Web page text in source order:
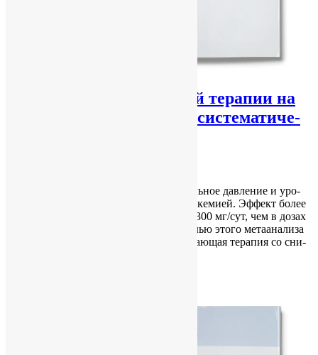
Вли­я­ние урат­сни­жа­ю­щей те­ра­пии на
ар­те­ри­аль­ное дав­ле­ние: си­сте­ма­ти­че­
Те­ра­пия колхицином сни­жа­ет ар­те­ри­аль­ное дав­ле­ние и уро­
вень кре­а­ти­ни­на у боль­ных с ги­пе­ру­ри­ке­ми­ей. Эф­фект бо­лее
вы­ра­жен для кол­хи­ци­на в до­зах ме­нее 300 мг/сут, чем в до­зах
бо­лее 300мг/сут. ПРЕДПОСЫЛКИ Це­лью это­го ме­та­а­на­ли­за
бы­ло опре­де­лить, свя­за­на ли урат­сни­жа­ю­щая те­ра­пия со сни­